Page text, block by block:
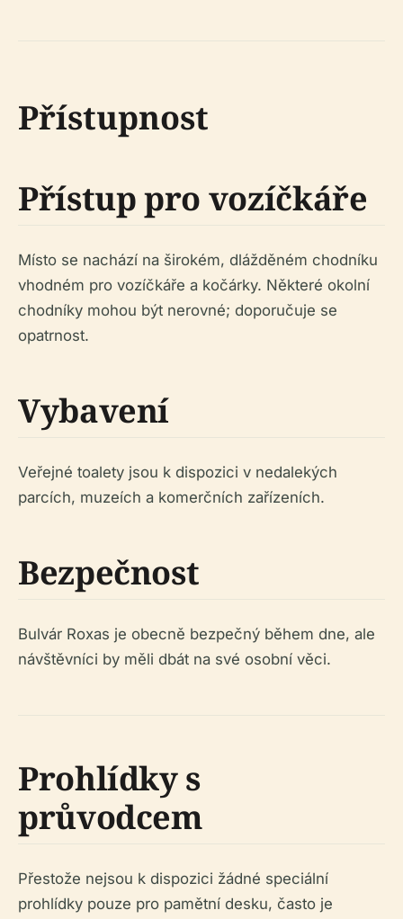
Přístupnost
Přístup pro vozíčkáře
Místo se nachází na širokém, dlážděném chodníku
vhodném pro vozíčkáře a kočárky. Některé okolní
chodníky mohou být nerovné; doporučuje se
opatrnost.
Vybavení
Veřejné toalety jsou k dispozici v nedalekých
parcích, muzeích a komerčních zařízeních.
Bezpečnost
Bulvár Roxas je obecně bezpečný během dne, ale
návštěvníci by měli dbát na své osobní věci.
Prohlídky s
průvodcem
Přestože nejsou k dispozici žádné speciální
prohlídky pouze pro pamětní desku, často je